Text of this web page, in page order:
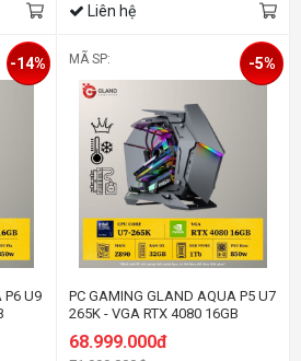
Liên hệ
P6 U9
-14% MÃ SP:
PC GAMING GLAND AQUA P5 U7
265K - VGA RTX 4080 16GB
68.999.000đ
-5%